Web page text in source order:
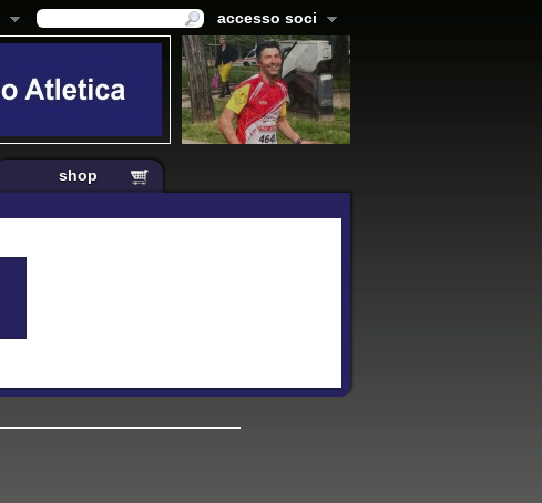
accesso soci
shop